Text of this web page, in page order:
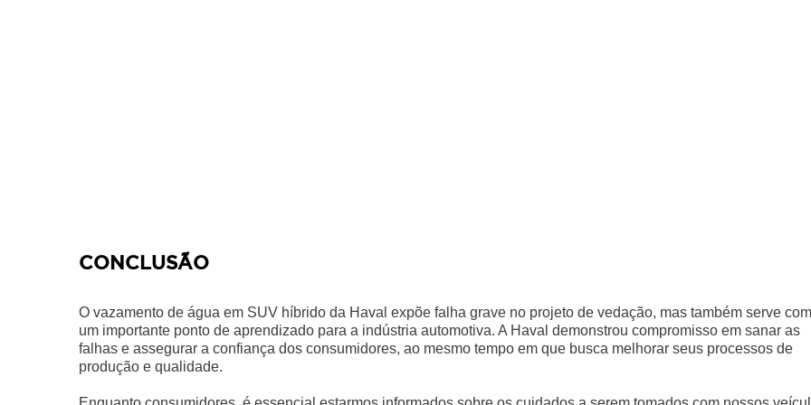
CONCLUSÃO
O vazamento de água em SUV híbrido da Haval expõe falha grave no projeto de vedação, mas também serve
um importante ponto de aprendizado para a indústria automotiva. A Haval demonstrou compromisso em sanar as
falhas e assegurar a confiança dos consumidores, ao mesmo tempo em que busca melhorar seus processos de
produção e qualidade.